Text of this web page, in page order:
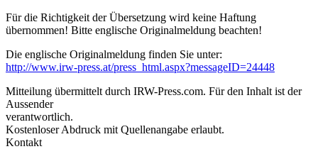
Für die Richtigkeit der Übersetzung wird keine Haftung
übernommen! Bitte englische Originalmeldung beachten!
Die englische Originalmeldung finden Sie unter:
http://www.irw-press.at/press_html.aspx?messageID=24448
Mitteilung übermittelt durch IRW-Press.com. Für den Inhalt ist der
Aussender
verantwortlich.
Kostenloser Abdruck mit Quellenangabe erlaubt.
Kontakt